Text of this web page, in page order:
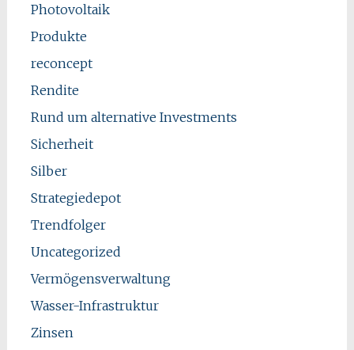
Photovoltaik
Produkte
reconcept
Rendite
Rund um alternative Investments
Sicherheit
Silber
Strategiedepot
Trendfolger
Uncategorized
Vermögensverwaltung
Wasser-Infrastruktur
Zinsen